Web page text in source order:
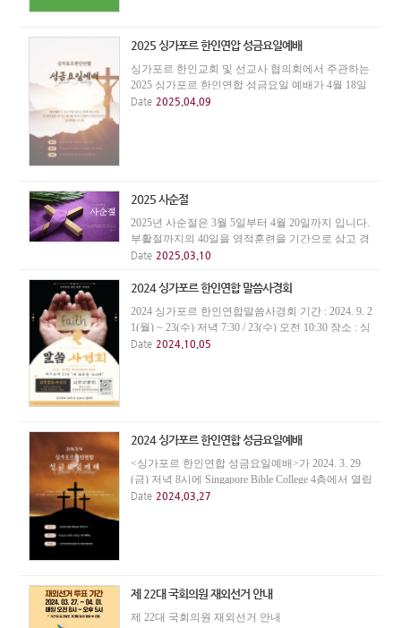
2025 싱가포르 한인연압 성금요일예배
싱가포르 한인교회 및 선교사 협의회에서 주관하는
2025 싱가포르 한인연합 성금요일 예배가 4월 18일
(금) 저녁 7시에 Singapore Bible College 4층에서 열립
Date 2025.04.09
2025 사순절
2025년 사순절은 3월 5일부터 4월 20일까지 입니다.
부활절까지의 40일을 영적훈련을 기간으로 삼고 경
건한 삶을 살아갑시다.
Date 2025.03.10
2024 싱가포르 한인연합 말씀사경회
2024 싱가포르 한인연합말씀사경회 기간 : 2024. 9. 2
1(월) ~ 23(수) 저녁 7:30 / 23(수) 오전 10:30 장소 : 싱
가폴한인교회(월, 화, 수 저녁집회) 싱가포르 영광교
Date 2024.10.05
2024 싱가포르 한인연합 성금요일예배
<싱가포르 한인연합 성금요일예배>가 2024. 3. 29
(금) 저녁 8시에 Singapore Bible College 4층에서 열립
니다. 예배를 통해 십자가의 놀라운 사랑을 찬양하
Date 2024.03.27
제 22대 국회의원 재외선거 안내
제 22대 국회의원 재외선거 안내